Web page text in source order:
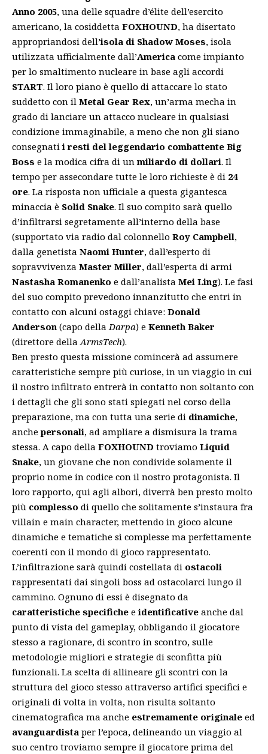
Anno 2005, una delle squadre d’élite dell’esercito
americano, la cosiddetta FOXHOUND, ha disertato
appropriandosi dell’isola di Shadow Moses, isola
utilizzata ufficialmente dall’America come impianto
per lo smaltimento nucleare in base agli accordi
START. Il loro piano è quello di attaccare lo stato
suddetto con il Metal Gear Rex, un’arma mecha in
grado di lanciare un attacco nucleare in qualsiasi
condizione immaginabile, a meno che non gli siano
consegnatii resti del leggendario combattente Big
Boss e la modica cifra di unmiliardo di dollari. Il
tempo per assecondare tutte le loro richieste è di 24
ore. La risposta non ufficiale a questa gigantesca
minaccia è Solid Snake. Il suo compito sarà quello
d’infiltrarsi segretamente all’interno della base
(supportato via radio dal colonnello Roy Campbell,
dalla genetista Naomi Hunter, dall’esperto di
sopravvivenza Master Miller, dall’esperta di armi
Nastasha Romanenko e dall’analista Mei Ling). Le fasi
del suo compito prevedono innanzitutto che entri in
contatto con alcuni ostaggi chiave: Donald
Anderson (capo dellaDarpa) e Kenneth Baker
(direttore dellaArmsTech).
Ben presto questa missione comincerà ad assumere
caratteristiche sempre più curiose, in un viaggio in cui
il nostro infiltrato entrerà in contatto non soltanto con
i dettagli che gli sono stati spiegati nel corso della
preparazione, ma con tutta una serie di dinamiche,
anchepersonali, ad ampliare a dismisura la trama
stessa. A capo della FOXHOUND troviamo Liquid
Snake, un giovane che non condivide solamente il
proprio nome in codice con il nostro protagonista. Il
loro rapporto, qui agli albori, diverrà ben presto molto
più complesso di quello che solitamente s’instaura fra
villain e main character, mettendo in gioco alcune
dinamiche e tematiche sì complesse ma perfettamente
coerenti con il mondo di gioco rappresentato.
L’infiltrazione sarà quindi costellata di ostacoli
rappresentati dai singoli boss ad ostacolarci lungo il
cammino. Ognuno di essi è disegnato da
caratteristiche specifiche eidentificative anche dal
punto di vista del gameplay, obbligando il giocatore
stesso a ragionare, di scontro in scontro, sulle
metodologie migliori e strategie di sconfitta più
funzionali. La scelta di allineare gli scontri con la
struttura del gioco stesso attraverso artifici specifici e
originali di volta in volta, non risulta soltanto
cinematografica ma anche estremamente originale ed
avanguardista per l’epoca, delineando un viaggio al
suo centro troviamo sempre il giocatore prima del